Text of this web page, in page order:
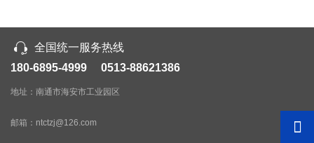
全国统一服务热线
180-6895-4999 0513-88621386
地址：南通市海安市工业园区
邮箱：ntctzj@126.com